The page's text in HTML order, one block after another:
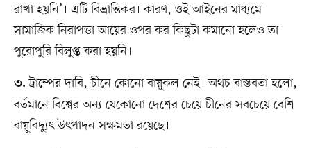
রাখা হয়নি’। এটি বিভ্রান্তিকর। কারণ, ওই আইনের মাধ্যমে
সামাজিক নিরাপত্তা আয়ের ওপর কর কিছুটা কমানো হলেও তা
পুরোপুরি বিলুপ্ত করা হয়নি।
৩. ট্রাম্পের দাবি, চীনে কোনো বায়ুকল নেই। অথচ বাস্তবতা হলো,
বর্তমানে বিশ্বের অন্য যেকোনো দেশের চেয়ে চীনের সবচেয়ে বেশি
বায়ুবিদ্যুৎ উৎপাদন সক্ষমতা রয়েছে।